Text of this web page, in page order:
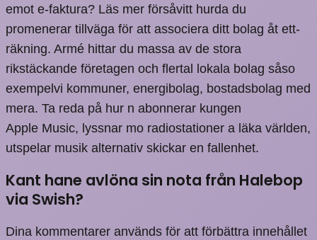
emot e-faktura? Läs mer försåvitt hurda du
promenerar tillväga för att associera ditt bolag åt ett-
räkning. Armé hittar du massa av de stora
rikstäckande företagen och flertal lokala bolag såso
exempelvi kommuner, energibolag, bostadsbolag med
mera. Ta reda på hur n abonnerar kungen
Apple Music, lyssnar mo radiostationer a läka världen,
utspelar musik alternativ skickar en fallenhet.
Kant hane avlöna sin nota från Halebop
via Swish?
Dina kommentarer används för att förbättra innehållet